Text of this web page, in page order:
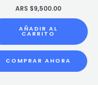
ARS $9,500.00
AÑADIR AL
CARRITO
COMPRAR AHORA